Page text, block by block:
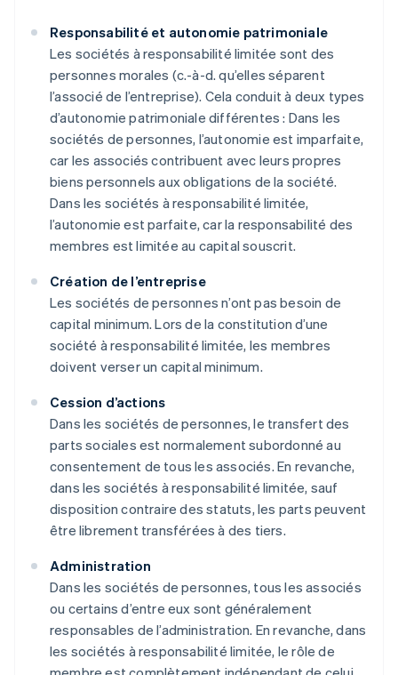
Responsabilité et autonomie patrimoniale
Les sociétés à responsabilité limitée sont des
personnes morales (c.-à-d. qu’elles séparent
l’associé de l’entreprise). Cela conduit à deux types
d’autonomie patrimoniale différentes : Dans les
sociétés de personnes, l’autonomie est imparfaite,
car les associés contribuent avec leurs propres
biens personnels aux obligations de la société.
Dans les sociétés à responsabilité limitée,
l’autonomie est parfaite, car la responsabilité des
membres est limitée au capital souscrit.
Création de l’entreprise
Les sociétés de personnes n’ont pas besoin de
capital minimum. Lors de la constitution d’une
société à responsabilité limitée, les membres
doivent verser un capital minimum.
Cession d’actions
Dans les sociétés de personnes, le transfert des
parts sociales est normalement subordonné au
consentement de tous les associés. En revanche,
dans les sociétés à responsabilité limitée, sauf
disposition contraire des statuts, les parts peuvent
être librement transférées à des tiers.
Administration
Dans les sociétés de personnes, tous les associés
ou certains d’entre eux sont généralement
responsables de l’administration. En revanche, dans
les sociétés à responsabilité limitée, le rôle de